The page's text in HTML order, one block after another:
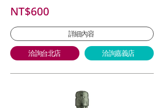
NT$600
詳細內容
洽詢台北店 洽詢嘉義店